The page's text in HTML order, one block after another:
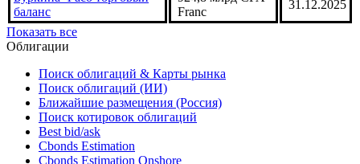
баланс
Franc
31.12.2025
Показать все
Облигации
Поиск облигаций & Карты рынка
Поиск облигаций (ИИ)
Ближайшие размещения (Россия)
Поиск котировок облигаций
Best bid/ask
Cbonds Estimation
Cbonds Estimation Onshore